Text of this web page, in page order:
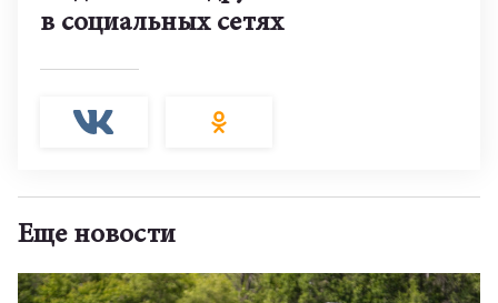
в социальных сетях
Еще новости